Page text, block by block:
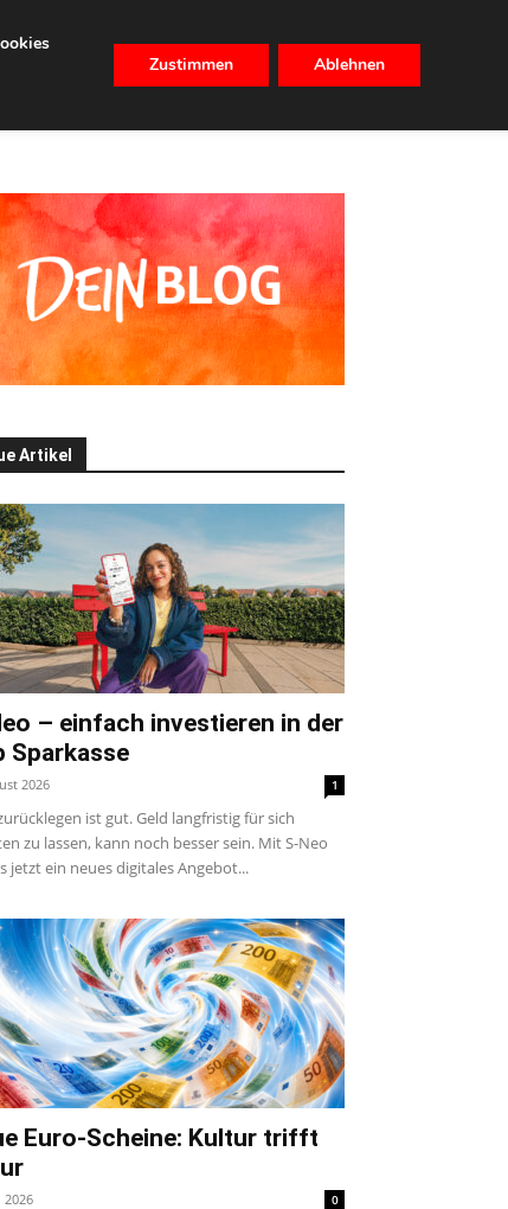
IMMOBILIEN
Artikel
– einfach investieren in der
Sparkasse
2026 1
ist gut. Geld langfristig für sich
zu lassen, kann noch besser sein. Mit S-Neo
jetzt ein neues digitales Angebot...
Euro-Scheine: Kultur trifft
2026 0
Zustimmen Ablehnen